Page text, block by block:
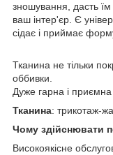
зношування, дасть
ваш інтер'єр. Є
сідає і приймає
Тканина не тільки
оббивки.
Дуже гарна і
Тканина: трикотаж-
Чому здійснювати
Високоякісне